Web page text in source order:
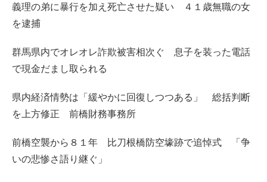
義理の弟に暴行を加え死亡させた疑い ４１歳無職の女
を逮捕
群馬県内でオレオレ詐欺被害相次ぐ 息子を装った電話
で現金だまし取られる
県内経済情勢は「緩やかに回復しつつある」 総括判断
を上方修正 前橋財務事務所
前橋空襲から８１年 比刀根橋防空壕跡で追悼式 「争
いの悲惨さ語り継ぐ」